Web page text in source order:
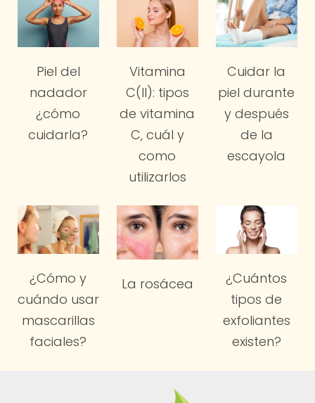
Piel del
nadador
¿cómo
cuidarla?
Vitamina
C(II): tipos
de vitamina
C, cuál y
como
utilizarlos
Cuidar la
piel durante
y después
de la
escayola
¿Cómo y
cuándo usar
mascarillas
faciales?
La rosácea
¿Cuántos
tipos de
exfoliantes
existen?